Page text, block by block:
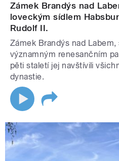
Zámek Brandýs nad
loveckým sídlem
Rudolf II.
Zámek Brandýs nad
významným renesančním
pěti staletí jej navštívili
dynastie.